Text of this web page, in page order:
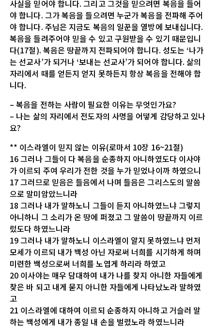
사실을 믿어야 합니다. 그리고 그것을 믿으려면 복음을 들어
야 합니다. 그가 복음을 들으려면 누군가 복음을 전파해 주어
야 합니다. 주님은 지금도 복음의 일꾼을 열방에 보내십니다.
복음을 들려주어야 믿을 수 있고 구원받을 수 있기 때문입니
다(17절). 복음은 땅끝까지 전파되어야 합니다. 성도는 ‘나가
는 선교사’가 되거나 ‘보내는 선교사’가 되어야 합니다. 삶의
자리에서 때를 얻든지 얻지 못하든지 항상 복음을 전해야 합
니다.
– 복음을 전하는 사람이 필요한 이유는 무엇인가요?
– 나는 삶의 자리에서 전도자의 사명을 어떻게 감당하고 있나
요?
** 이스라엘이 믿지 않는 이유(로마서 10장 16~21절)
16 그러나 그들이 다 복음을 순종하지 아니하였도다 이사야
가 이르되 주여 우리가 전한 것을 누가 믿었나이까 하였으니
17 그러므로 믿음은 들음에서 나며 들음은 그리스도의 말씀
으로 말미암았느니라
18 그러나 내가 말하노니 그들이 듣지 아니하였느냐 그렇지
아니하니 그 소리가 온 땅에 퍼졌고 그 말씀이 땅끝까지 이르
렀도다 하였느니라
19 그러나 내가 말하노니 이스라엘이 알지 못하였느냐 먼저
모세가 이르되 내가 백성 아닌 자로써 너희를 시기하게 하며
미련한 백성으로써 너희를 노엽게 하리라 하였고
20 이사야는 매우 담대하여 내가 나를 찾지 아니한 자들에게
찾은 바 되고 내게 묻지 아니한 자들에게 나타났노라 말하였
고
21 이스라엘에 대하여 이르되 순종하지 아니하고 거슬러 말
하는 백성에게 내가 종일 내 손을 벌렸노라 하였느니라